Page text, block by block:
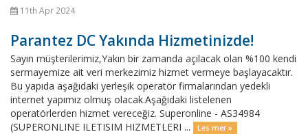
11th Apr 2024
Parantez DC Yakında Hizmetinizde!
Sayın müşterilerimiz,Yakın bir zamanda açılacak olan %100 kendi
sermayemize ait veri merkezimiz hizmet vermeye başlayacaktır.
Bu yapıda aşağıdaki yerleşik operatör firmalarından yedekli
internet yapımız olmuş olacak.Aşağıdaki listelenen
operatörlerden hizmet vereceğiz. Superonline - AS34984
(SUPERONLINE ILETISIM HIZMETLERI ...
Les mer »